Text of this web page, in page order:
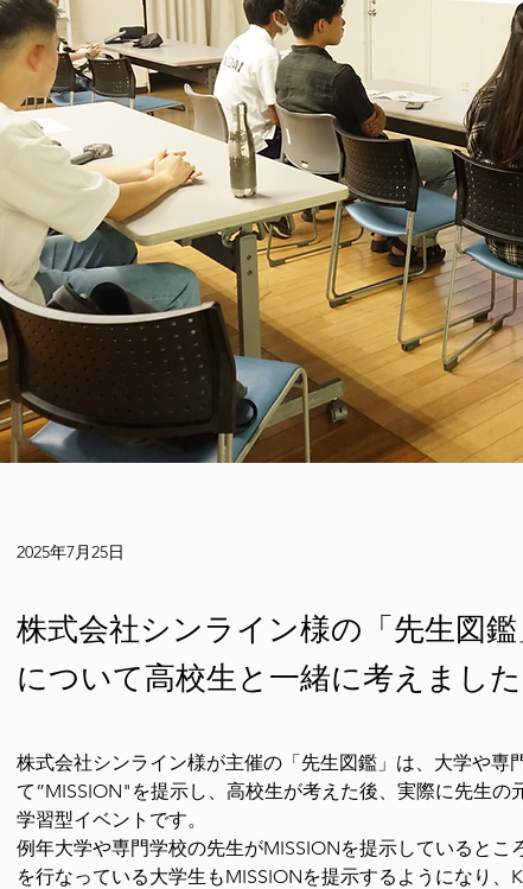
2025年7月25日
株式会社シンライン様の「先生図
について高校生と一緒に考えました
株式会社シンライン様が主催の「先生図鑑」は、大学や専
て”MISSION"を提示し、高校生が考えた後、実際に先生の
学習型イベントです。
例年大学や専門学校の先生がMISSIONを提示しているとこ
を行なっている大学生もMISSIONを提示するようになり、